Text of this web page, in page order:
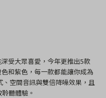
受大眾喜愛，今年更推出5款
和紫色，每一款都能讓你成為
空間音訊與雙倍降噪效果，且
聽體驗。